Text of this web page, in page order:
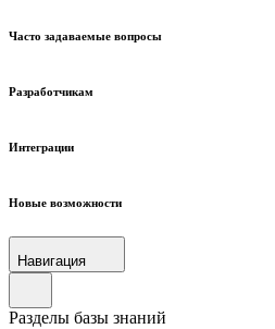
Часто задаваемые вопросы
Разработчикам
Интеграции
Новые возможности
Навигация
Разделы базы знаний